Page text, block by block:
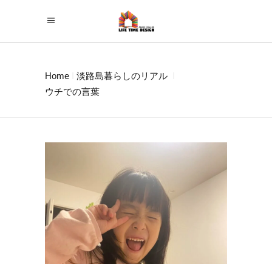
Home
淡路島暮らしのリアル
ウチでの言葉